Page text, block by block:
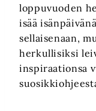
loppuvuoden
isää
sellaisenaan,
herkullisiksi
inspiraationsa